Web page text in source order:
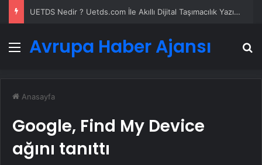
UETDS Nedir ? Uetds.com İle Akıllı Dijital Taşımacılık Yazılımı
Menü
Avrupa Haber Ajansı
Anasayfa
Google, Find My Device
ağını tanıttı